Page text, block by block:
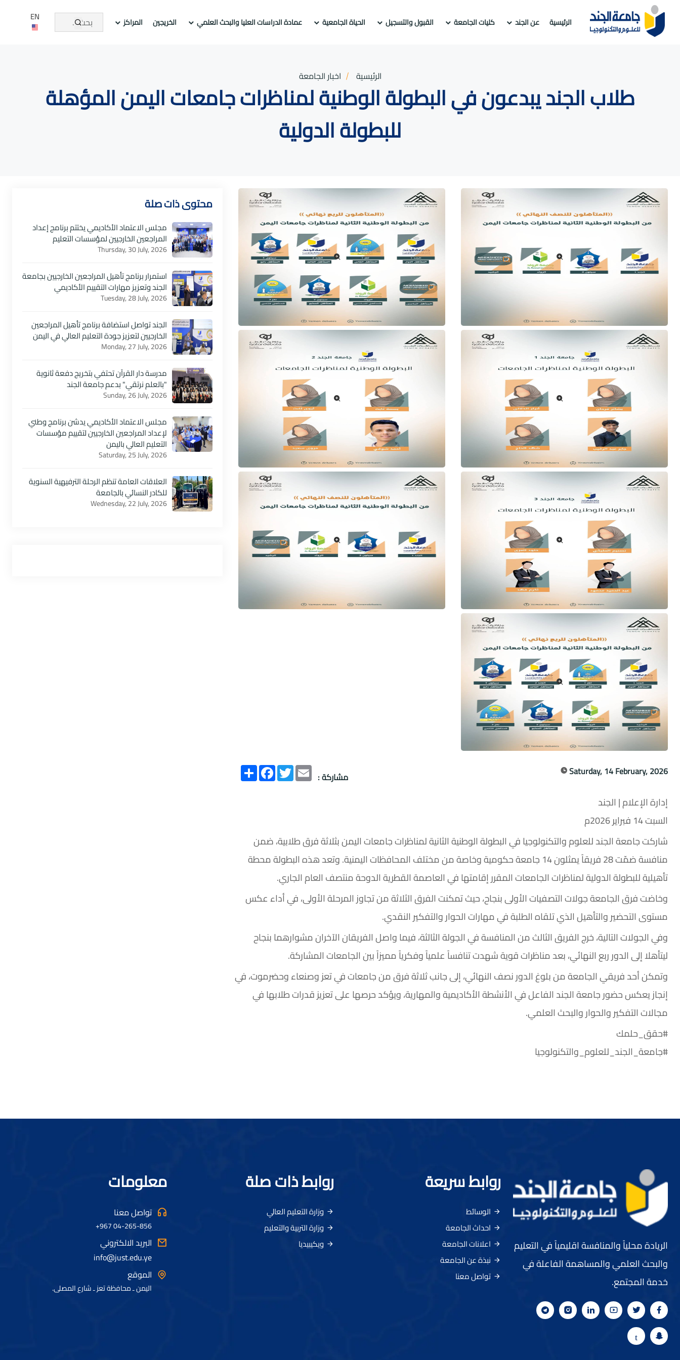
الرئيسية عن الجند كليات الجامعة القبول والتسجيل الحياة الجامعية عمادة الدراسات العليا والبحث العلمي الخريجين المراكز EN
الرئيسية اخبار الجامعة
طلاب الجند يبدعون في البطولة الوطنية لمناظرات جامعات اليمن المؤهلة
للبطولة الدولية
Saturday, 14 February, 2026 مشاركة : انشر
FacebookTwitter Email
إدارة الإعلام | الجند
السبت 14 فبراير 2026م
شاركت جامعة الجند للعلوم والتكنولوجيا في البطولة الوطنية الثانية لمناظرات جامعات اليمن بثلاثة فرق طلابية، ضمن
منافسة ضمّت 28 فريقاً يمثلون 14 جامعة حكومية وخاصة من مختلف المحافظات اليمنية. وتعد هذه البطولة محطة
تأهيلية للبطولة الدولية لمناظرات الجامعات المقرر إقامتها في العاصمة القطرية الدوحة منتصف العام الجاري.
وخاضت فرق الجامعة جولات التصفيات الأولى بنجاح، حيث تمكنت الفرق الثلاثة من تجاوز المرحلة الأولى، في أداء عكس
مستوى التحضير والتأهيل الذي تلقاه الطلبة في مهارات الحوار والتفكير النقدي.
وفي الجولات التالية، خرج الفريق الثالث من المنافسة في الجولة الثالثة، فيما واصل الفريقان الآخران مشوارهما بنجاح
ليتأهلا إلى الدور ربع النهائي، بعد مناظرات قوية شهدت تنافساً علمياً وفكرياً مميزاً بين الجامعات المشاركة.
وتمكن أحد فريقي الجامعة من بلوغ الدور نصف النهائي، إلى جانب ثلاثة فرق من جامعات في تعز وصنعاء وحضرموت، في
إنجاز يعكس حضور جامعة الجند الفاعل في الأنشطة الأكاديمية والمهارية، ويؤكد حرصها على تعزيز قدرات طلابها في
مجالات التفكير والحوار والبحث العلمي.
#حقق_حلمك
#جامعة_الجند_للعلوم_والتكنولوجيا
محتوى ذات صلة
مجلس الاعتماد الأكاديمي يختتم برنامج إعداد
المراجعين الخارجيين لمؤسسات التعليم
Thursday, 30 July, 2026
استمرار برنامج تأهيل المراجعين الخارجيين بجامعة
الجند وتعزيز مهارات التقييم الأكاديمي
Tuesday, 28 July, 2026
الجند تواصل استضافة برنامج تأهيل المراجعين
الخارجيين لتعزيز جودة التعليم العالي في اليمن
Monday, 27 July, 2026
مدرسة دار القرآن تحتفي بتخريج دفعة ثانوية
"بالعلم نرتقي" بدعم جامعة الجند
Sunday, 26 July, 2026
مجلس الاعتماد الأكاديمي يدشن برنامج وطني
لإعداد المراجعين الخارجيين لتقييم مؤسسات
التعليم العالي باليمن
Saturday, 25 July, 2026
العلاقات العامة تنظم الرحلة الترفيهية السنوية
للكادر النسائي بالجامعة
Wednesday, 22 July, 2026
الريادة محلياً والمنافسة اقليمياً في التعليم
والبحث العلمي والمساهمة الفاعلة في
خدمة المجتمع.
روابط سريعة
الوسائط
احداث الجامعة
اعلانات الجامعة
نبذة عن الجامعة
تواصل معنا
روابط ذات صلة
وزارة التعليم العالي
وزارة التربية والتعليم
ويكيبيديا
معلومات
تواصل معنا
04-265-856 967+
البريد الالكتروني
info@just.edu.ye
الموقع
اليمن ـ محافظة تعز ـ شارع المصلى.